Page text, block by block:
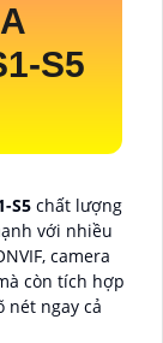
S5
S5 chất lượng
với nhiều
camera
còn tích hợp
nét ngay cả